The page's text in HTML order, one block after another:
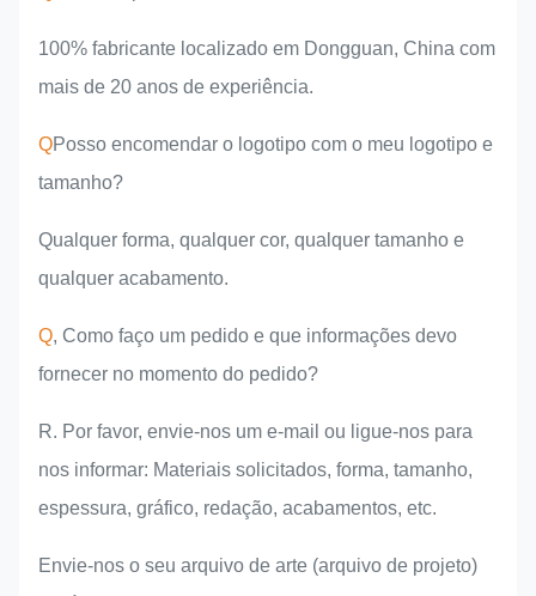
100% fabricante localizado em Dongguan, China com
mais de 20 anos de experiência.
QPosso encomendar o logotipo com o meu logotipo e
tamanho?
Qualquer forma, qualquer cor, qualquer tamanho e
qualquer acabamento.
Q, Como faço um pedido e que informações devo
fornecer no momento do pedido?
R. Por favor, envie-nos um e-mail ou ligue-nos para
nos informar: Materiais solicitados, forma, tamanho,
espessura, gráfico, redação, acabamentos, etc.
Envie-nos o seu arquivo de arte (arquivo de projeto)